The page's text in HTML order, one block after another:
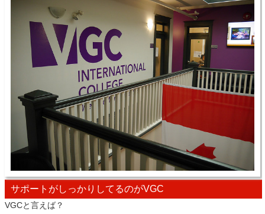
サポートがしっかりしてるのがVGC
VGCと言えば？